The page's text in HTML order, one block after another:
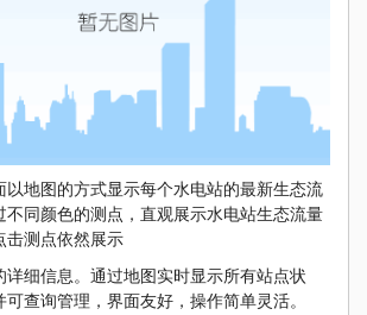
以地图的方式显示每个水电站的最新生态流
不同颜色的测点，直观展示水电站生态流量
击测点依然展示
详细信息。通过地图实时显示所有站点状
可查询管理，界面友好，操作简单灵活。